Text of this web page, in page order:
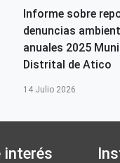
Informe sobre
denuncias
anuales 2025
Distrital de Atico
14 Julio 2026
interés